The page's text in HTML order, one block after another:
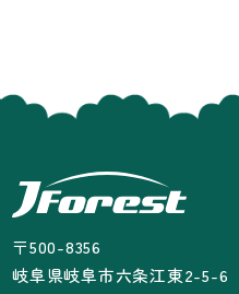
〒500-8356
岐阜県岐阜市六条江東2-5-6